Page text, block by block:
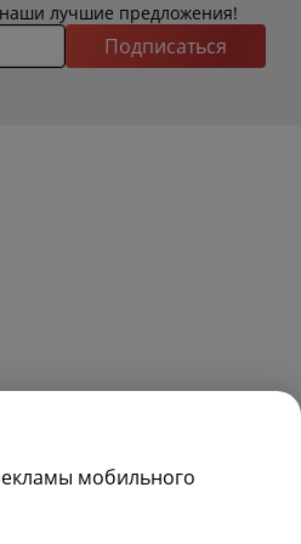
лучшие предложения!
Подписаться